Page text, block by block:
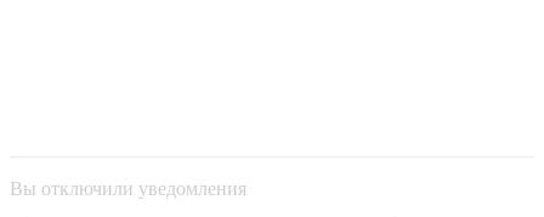
Вы отключили уведомления